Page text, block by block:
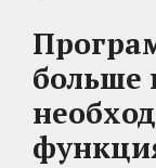
больше